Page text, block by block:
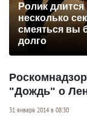
Ролик длится
несколько
смеяться вы
долго
"Дождь" о
31 января 2014 в 08:30